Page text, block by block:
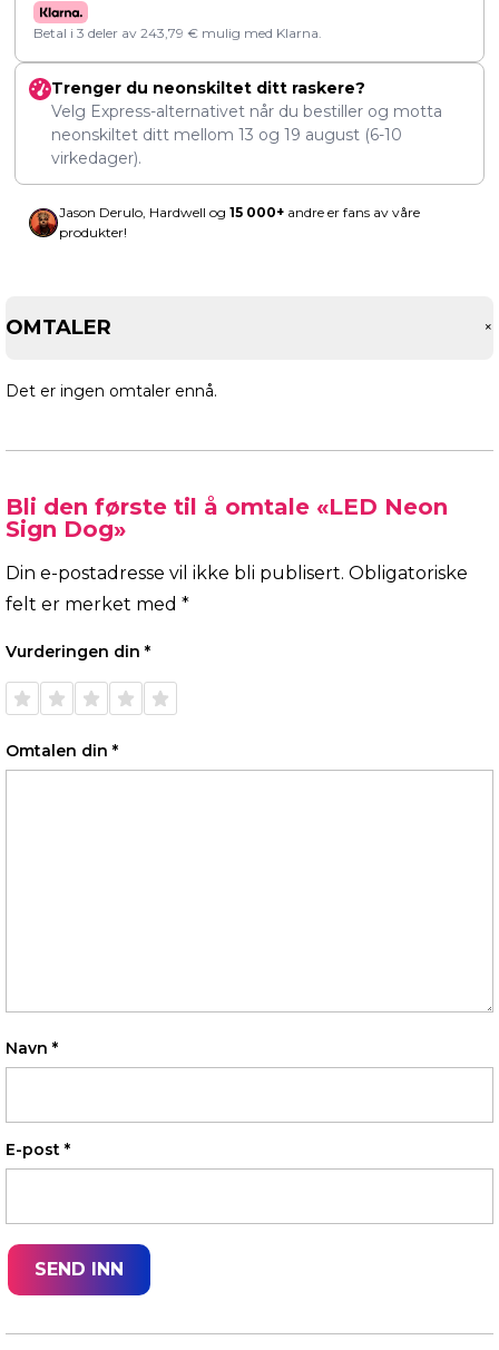
Betal i 3 deler av 243,79 € mulig med Klarna.
Trenger du neonskiltet ditt raskere?
Velg Express-alternativet når du bestiller og motta
neonskiltet ditt mellom 13 og 19 august (6-10
virkedager).
Jason Derulo, Hardwell og 15 000+ andre er fans av våre
produkter!
OMTALER +
Det er ingen omtaler ennå.
Bli den første til å omtale «LED Neon
Sign Dog»
Din e-postadresse vil ikke bli publisert. Obligatoriske
felt er merket med *
Vurderingen din *
1 av 5
stjerner
2 av 5
stjerner
3 av 5
stjerner
4 av 5
stjerner
5 av 5
stjerner
Omtalen din *
Navn *
E-post *